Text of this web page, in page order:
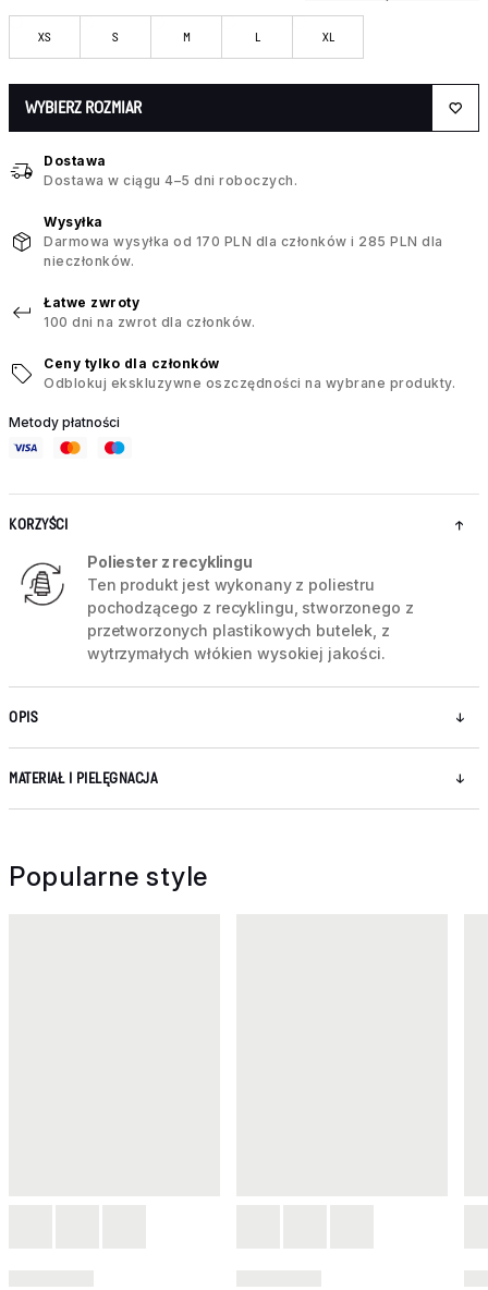
XS S M L XL
WYBIERZ ROZMIAR
Dostawa
Dostawa w ciągu 4–5 dni roboczych.
Wysyłka
Darmowa wysyłka od 170 PLN dla członków i 285 PLN dla
nieczłonków.
Łatwe zwroty
100 dni na zwrot dla członków.
Ceny tylko dla członków
Odblokuj ekskluzywne oszczędności na wybrane produkty.
Metody płatności
KORZYŚCI
Poliester z recyklingu
Ten produkt jest wykonany z poliestru
pochodzącego z recyklingu, stworzonego z
przetworzonych plastikowych butelek, z
wytrzymałych włókien wysokiej jakości.
OPIS
MATERIAŁ I PIELĘGNACJA
Popularne style